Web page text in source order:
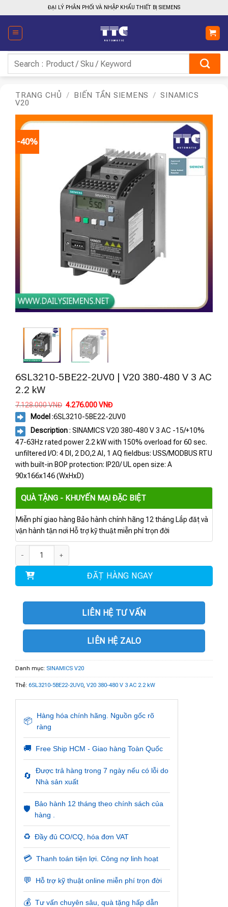
qua
nội
dung
ĐẠI LÝ PHÂN PHỐI VÀ NHẬP KHẨU THIẾT BỊ SIEMENS
kiếm:
TRANG CHỦ / BIẾN TẦN SIEMENS / SINAMICS
V20
-40%
6SL3210-5BE22-2UV0 | V20 380-480 V 3 AC
2.2 kW
7.128.000VNĐ Giá
là:
7.128.000 VNĐ.
4.276.000VNĐGiá
tại
là:
4.276.000 VNĐ.
Model :6SL3210-5BE22-2UV0
Description: SINAMICS V20 380-480 V 3 AC -15/+10%
47-63Hz rated power 2.2 kW with 150% overload for 60 sec.
unfiltered I/O: 4 DI, 2 DO,2 AI, 1 AQ fieldbus: USS/MODBUS RTU
with built-in BOP protection: IP20/ UL open size: A
90x166x146 (WxHxD)
QUÀ TẶNG - KHUYẾN MẠI ĐẶC BIỆT
Miễn phí giao hàng Bảo hành chính hãng 12 tháng Lắp đặt và
vận hành tận nơi Hỗ trợ kỹ thuật miễn phí trọn đời
ĐẶT HÀNG NGAY
LIÊN HỆ TƯ VẤN
LIÊN HỆ ZALO
Danh mục: SINAMICS V20
Thẻ: 6SL3210-5BE22-2UV0, V20 380-480 V 3 AC 2.2 kW
📦
Hàng hóa chính hãng. Nguồn gốc rõ
ràng
🚚 Free Ship HCM - Giao hàng Toàn Quốc
🔄
Được trả hàng trong 7 ngày nếu có lỗi do
Nhà sản xuất
🛡️
Bảo hành 12 tháng theo chính sách của
hàng .
♻️ Đầy đủ CO/CQ, hóa đơn VAT
💳 Thanh toán tiện lợi. Công nợ linh hoạt
💬 Hỗ trợ kỹ thuật online miễn phí trọn đời
💰 Tư vấn chuyên sâu, quà tặng hấp dẫn